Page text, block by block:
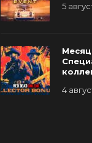
5
4